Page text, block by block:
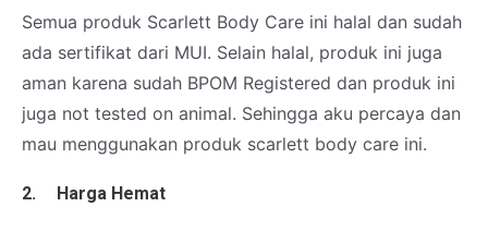
Semua produk Scarlett Body Care ini halal dan sudah
ada sertifikat dari MUI. Selain halal, produk ini juga
aman karena sudah BPOM Registered dan produk ini
juga not tested on animal. Sehingga aku percaya dan
mau menggunakan produk scarlett body care ini.
2. Harga Hemat